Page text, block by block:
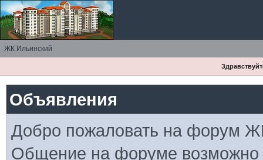
ЖК Ильинский
Объявления
Добро пожаловать на форум
Общение на форуме